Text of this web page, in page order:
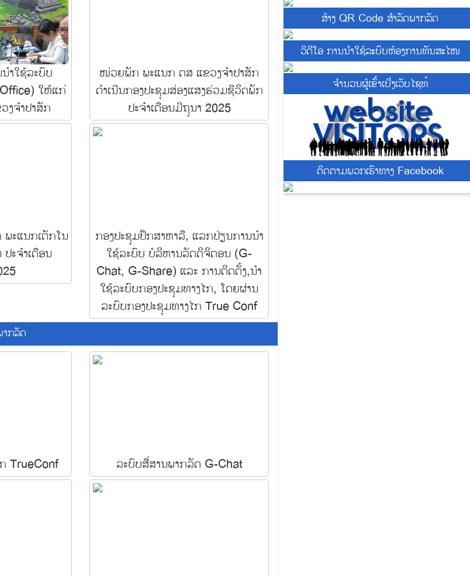
າໃຊ້ລະບົບ
ໃຫ້ແກ່
ງຈໍາປາສັກ
ໜ່ວຍພັກ ພະແນກ ຕສ ແຂວງຈໍາປາສັກ
ດຳເນີນກອງປະຊຸມສ່ອງແສງຮ່ວມຊີວິດພັກ
ປະຈໍາເດືອນມີຖຸນາ 2025
ະແນກເຕັກໂນ
ະຈໍາເດືອນ
ກອງປະຊຸມປຶກສາຫາລື, ແລກປ່ຽນການນໍາ
ໃຊ້ລະບົບ ບໍລິຫານລັດດິຈິຕອນ (G-
Chat, G-Share) ແລະ ການຕິດຕັ້ງ,ນໍາ
ໃຊ້ລະບົບກອງປະຊຸມທາງໄກ, ໂດຍຜ່ານ
ລະບົບກອງປະຊຸມທາງໄກ True Conf
ກລັດ
TrueConf ລະບົບສື່ສານພາກລັດ G-Chat
ສ້າງ QR Code ສຳລັດພາກລັດ
ວິດີໂອ ການນຳໃຊ້ລະບົບຫ້ອງການທັນສະໄໜ
ຈຳນວນຜູ້ເຂົ້າເບີ່ງເວັບໄຊທ໌
ຕິດຕາມພວກເຮົາທາງ Facebook